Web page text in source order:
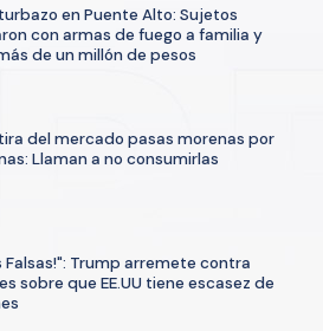
en Puente Alto: Sujetos
con armas de fuego a familia y
de un millón de pesos
del mercado pasas morenas por
Llaman a no consumirlas
Falsas!": Trump arremete contra
sobre que EE.UU tiene escasez de